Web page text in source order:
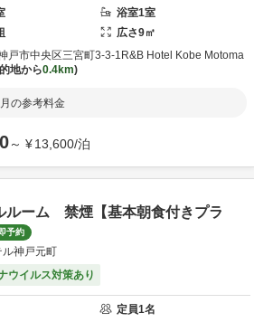
浴室1室
広さ9㎡
戸市中央区三宮町3-3-1 R&B Hotel Kobe Motoma
地から0.4km
の参考料金
～ ¥13,600/泊
ルーム 禁煙【基本朝食付きプラ
予約
ル神戸元町
ウイルス対策あり
定員1名